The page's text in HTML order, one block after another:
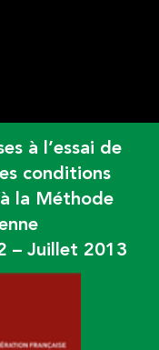
à l’essai de
conditions
la Méthode
– Juillet 2013